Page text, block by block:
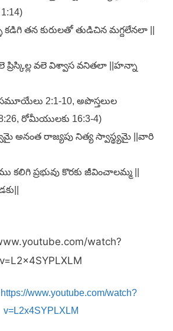
కడిగి తన కురులతో తుడిచిన మగ్దలేనలా ||
వలె విశ్వాస వనితలా ||హన్నా
2:1-10, అపొస్తలుల
రోమీయులకు 16:3-4)
అనంత రాజ్యపు నిత్య స్వాస్థ్యమై ||వారి
ప్రభువు కొరకు జీవించాలమ్మ ||
watch?
v=L2x4SYPLXLM
https://www.youtube.com/watch?
v=L2x4SYPLXLM